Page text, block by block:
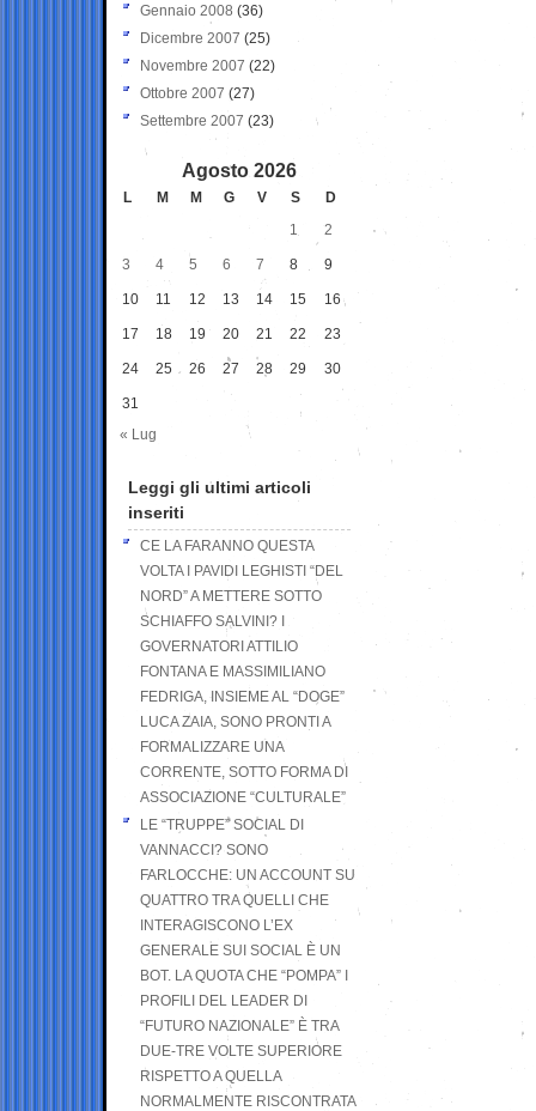
Gennaio 2008 (36)
Dicembre 2007 (25)
Novembre 2007 (22)
Ottobre 2007 (27)
Settembre 2007 (23)
Agosto 2026
L M M G V S
D
1
2
3 4 5 6 7 8 9
10 11 12 13 14 15 16
17 18 19 20 21 22 23
24 25 26 27 28 29 30
31
« Lug
Leggi gli ultimi articoli
inseriti
CE LA FARANNO QUESTA
VOLTA I PAVIDI LEGHISTI “DEL
NORD” A METTERE SOTTO
SCHIAFFO SALVINI? I
GOVERNATORI ATTILIO
FONTANA E MASSIMILIANO
FEDRIGA, INSIEME AL “DOGE”
LUCA ZAIA, SONO PRONTI A
FORMALIZZARE UNA
CORRENTE, SOTTO FORMA DI
ASSOCIAZIONE “CULTURALE”
LE “TRUPPE” SOCIAL DI
VANNACCI? SONO
FARLOCCHE: UN ACCOUNT SU
QUATTRO TRA QUELLI CHE
INTERAGISCONO L’EX
GENERALE SUI SOCIAL È UN
BOT. LA QUOTA CHE “POMPA” I
PROFILI DEL LEADER DI
“FUTURO NAZIONALE” È TRA
DUE-TRE VOLTE SUPERIORE
RISPETTO A QUELLA
NORMALMENTE RISCONTRATA